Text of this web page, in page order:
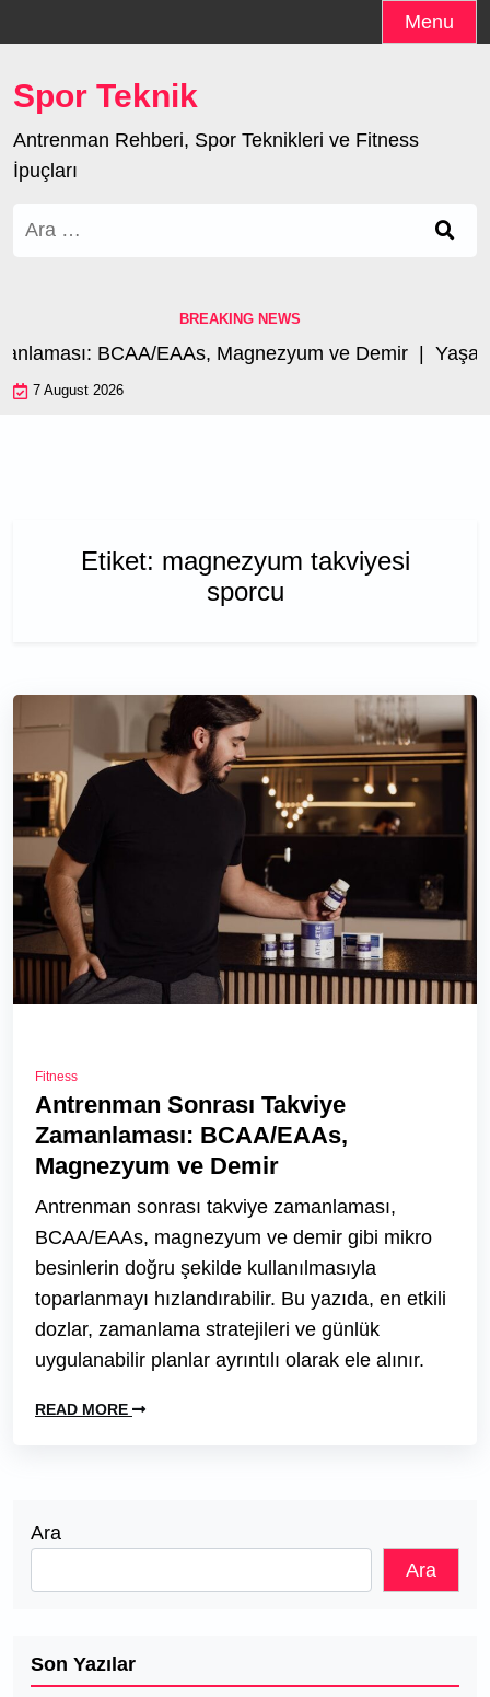
to
Menu
Spor Teknik
Antrenman Rehberi, Spor Teknikleri ve Fitness
İpuçları
Arama:
BREAKING NEWS
BCAA/EAAs, Magnezyum ve Demir | Yaşa
7 August 2026
Etiket: magnezyum takviyesi
sporcu
Fitness
Antrenman Sonrası Takviye
Zamanlaması: BCAA/EAAs,
Magnezyum ve Demir
Antrenman sonrası takviye zamanlaması,
BCAA/EAAs, magnezyum ve demir gibi mikro
besinlerin doğru şekilde kullanılmasıyla
toparlanmayı hızlandırabilir. Bu yazıda, en etkili
dozlar, zamanlama stratejileri ve günlük
uygulanabilir planlar ayrıntılı olarak ele alınır.
READ MORE
Ara
Ara
Son Yazılar